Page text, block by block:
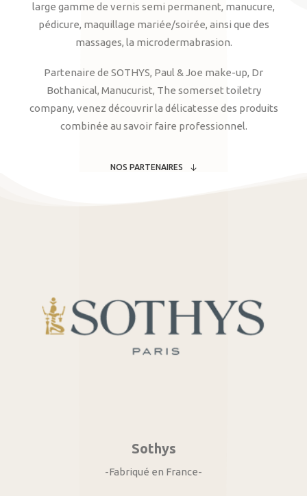
large gamme de vernis semi permanent, manucure,
pédicure, maquillage mariée/soirée, ainsi que des
massages, la microdermabrasion.
Partenaire de SOTHYS, Paul & Joe make-up, Dr
Bothanical, Manucurist, The somerset toiletry
company, venez découvrir la délicatesse des produits
combinée au savoir faire professionnel.
NOS PARTENAIRES
Sothys
-Fabriqué en France-